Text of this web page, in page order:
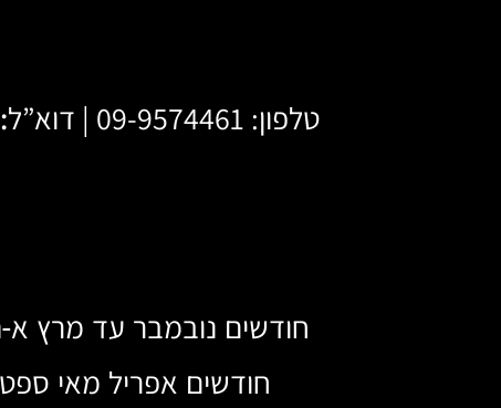
טלפון: 09-9574461 | דוא”ל:
חודשים נובמבר עד מרץ א-ה 08:00-17:00 | שישי 08:00-16:00, שבת (עד ה-18.3.23) –
חודשים אפריל מאי ספטמבר אוקטובר